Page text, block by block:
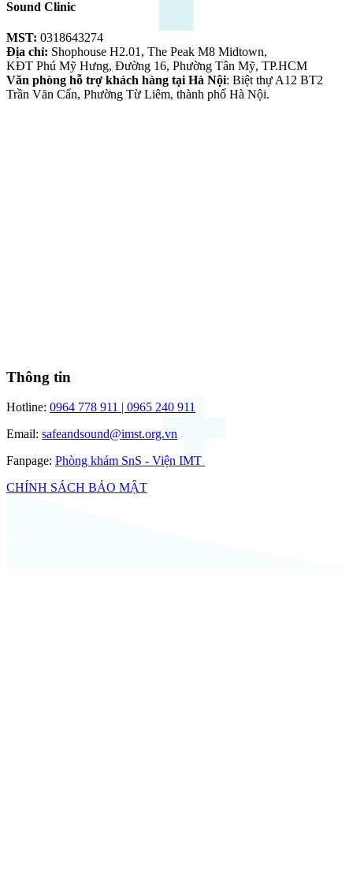
Sound Clinic
MST: 0318643274
Địa chỉ: Shophouse H2.01, The Peak M8 Midtown,
KĐT Phú Mỹ Hưng, Đường 16, Phường Tân Mỹ, TP.HCM
Văn phòng hỗ trợ khách hàng tại Hà Nội: Biệt thự A12 BT2
Trần Văn Cẩn, Phường Từ Liêm, thành phố Hà Nội.
Thông tin
Hotline: 0964 778 911 | 0965 240 911
Email: safeandsound@imst.org.vn
Fanpage: Phòng khám SnS - Viện IMT
CHÍNH SÁCH BẢO MẬT